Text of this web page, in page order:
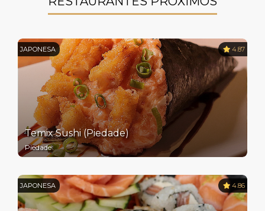
JAPONESA 4.87
Temix Sushi (Piedade)
Piedade
JAPONESA 4.86